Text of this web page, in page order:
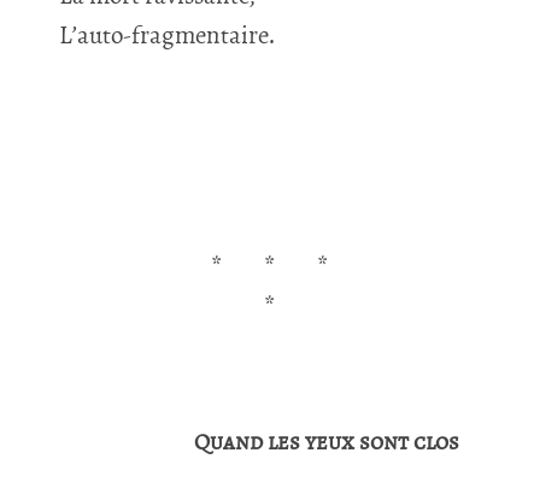
L’auto-fragmentaire.
* *
*
*
Quand les yeux sont clos